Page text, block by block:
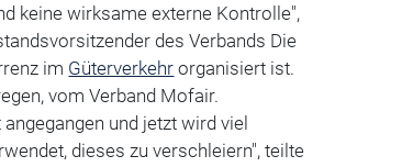
keine wirksame externe Kontrolle",
des Verbands Die
im Güterverkehr organisiert ist.
vom Verband Mofair.
und jetzt wird viel
dieses zu verschleiern", teilte